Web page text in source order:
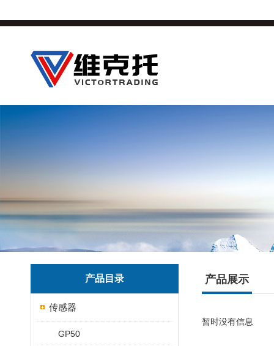
产品目录
传感器
GP50
产品展示
暂时没有信息